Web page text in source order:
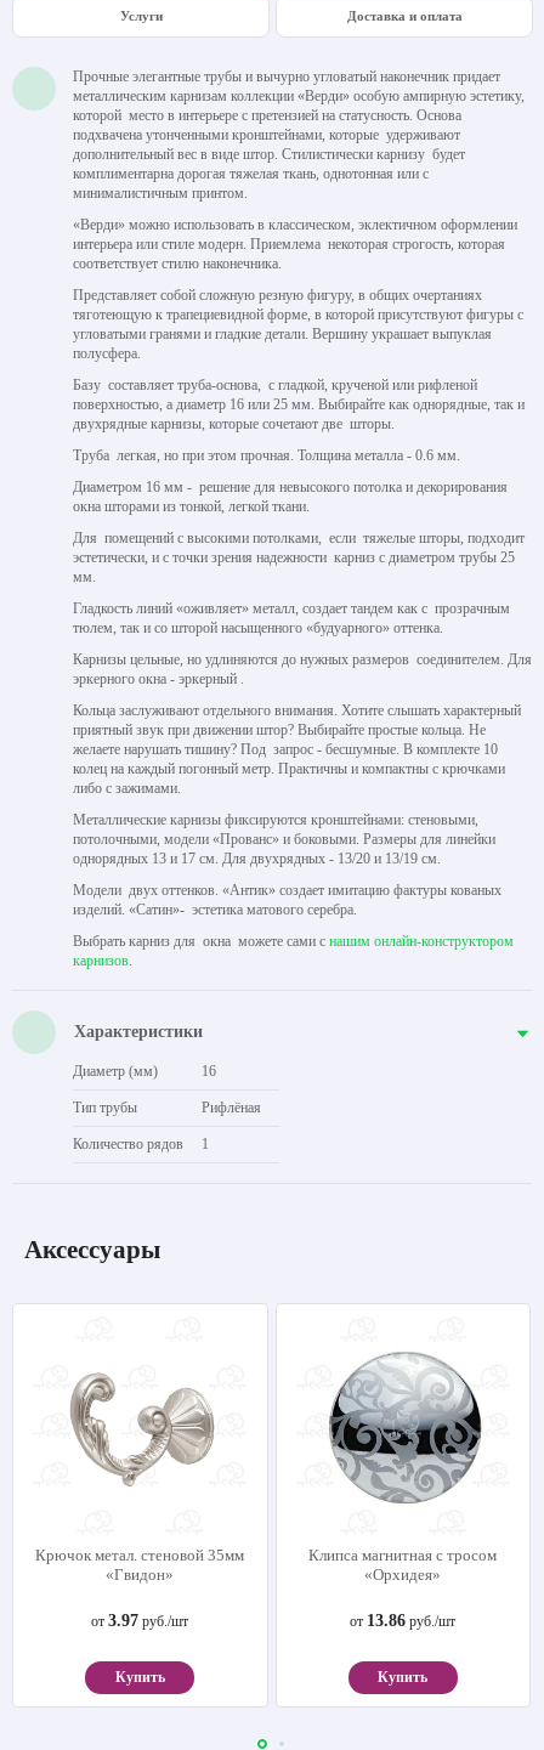
Услуги Доставка и оплата
Прочные элегантные трубы и вычурно угловатый наконечник придает
металлическим карнизам коллекции «Верди» особую ампирную эстетику,
которой место в интерьере с претензией на статусность. Основа
подхвачена утонченными кронштейнами, которые удерживают
дополнительный вес в виде штор. Стилистически карнизу будет
комплиментарна дорогая тяжелая ткань, однотонная или с
минималистичным принтом.
«Верди» можно использовать в классическом, эклектичном оформлении
интерьера или стиле модерн. Приемлема некоторая строгость, которая
соответствует стилю наконечника.
Представляет собой сложную резную фигуру, в общих очертаниях
тяготеющую к трапециевидной форме, в которой присутствуют фигуры с
угловатыми гранями и гладкие детали. Вершину украшает выпуклая
полусфера.
Базу составляет труба-основа, с гладкой, крученой или рифленой
поверхностью, а диаметр 16 или 25 мм. Выбирайте как однорядные, так и
двухрядные карнизы, которые сочетают две шторы.
Труба легкая, но при этом прочная. Толщина металла - 0.6 мм.
Диаметром 16 мм - решение для невысокого потолка и декорирования
окна шторами из тонкой, легкой ткани.
Для помещений с высокими потолками, если тяжелые шторы, подходит
эстетически, и с точки зрения надежности карниз с диаметром трубы 25
мм.
Гладкость линий «оживляет» металл, создает тандем как с прозрачным
тюлем, так и со шторой насыщенного «будуарного» оттенка.
Карнизы цельные, но удлиняются до нужных размеров соединителем. Для
эркерного окна - эркерный .
Кольца заслуживают отдельного внимания. Хотите слышать характерный
приятный звук при движении штор? Выбирайте простые кольца. Не
желаете нарушать тишину? Под запрос - бесшумные. В комплекте 10
колец на каждый погонный метр. Практичны и компактны с крючками
либо с зажимами.
Металлические карнизы фиксируются кронштейнами: стеновыми,
потолочными, модели «Прованс» и боковыми. Размеры для линейки
однорядных 13 и 17 см. Для двухрядных - 13/20 и 13/19 см.
Модели двух оттенков. «Антик» создает имитацию фактуры кованых
изделий. «Сатин»- эстетика матового серебра.
Выбрать карниз для окна можете сами с нашим онлайн-конструктором
карнизов.
Характеристики
Диаметр (мм) 16
Тип трубы Рифлёная
Количество рядов 1
Аксессуары
Крючок метал. стеновой 35мм
«Гвидон»
от3.97 руб./шт
Купить
Клипса магнитная с тросом
«Орхидея»
от 13.86 руб./шт
Купить